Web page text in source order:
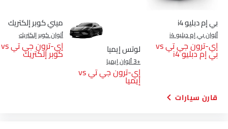
بي إم دبليو i4
ألوان بي إم دبليو i4
إي-ترون جي تي vs
بي إم دبليو i4 لوتس إيميا
+3 ألوان إيميا
إي-ترون جي تي vs
إيميا
ميني كوبر إلكتريك
ألوان كوبر إلكتريك
إي-ترون جي تي vs
كوبر إلكتريك
قارن سيارات